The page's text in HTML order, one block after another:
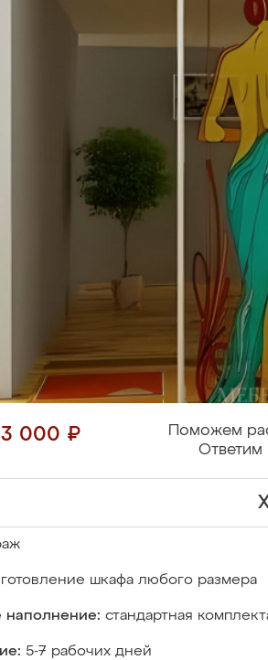
000 ₽
Поможем
Ответим
шкафа любого размера
наполнение: стандартная
5-7 рабочих дней